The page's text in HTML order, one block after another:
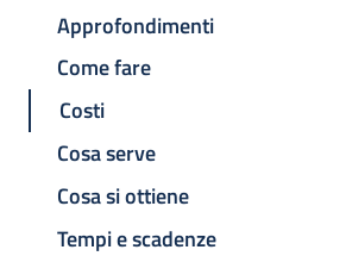
Approfondimenti
Come fare
Costi
Cosa serve
Cosa si ottiene
Tempi e scadenze